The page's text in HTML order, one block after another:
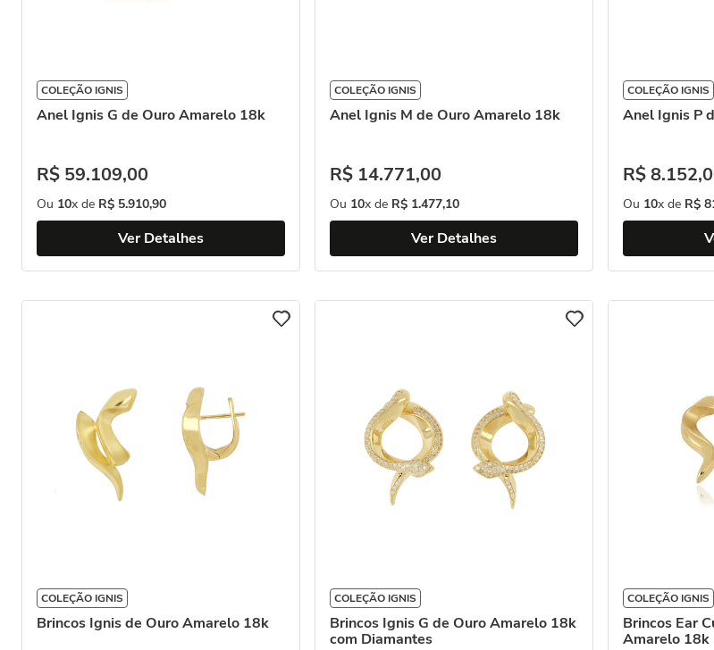
COLEÇÃO IGNIS
Anel Ignis G de Ouro Amarelo 18k
R$ 59.109,00
Ou 10x de R$ 5.910,90
Ver Detalhes
COLEÇÃO IGNIS
Anel Ignis M de Ouro Amarelo 18k
R$ 14.771,00
Ou 10x de R$ 1.477,10
Ver Detalhes
COLEÇÃO IGNIS
Anel Ignis P
R$8.152,
Ou 10x de R$
COLEÇÃO IGNIS
Brincos Ignis de Ouro Amarelo 18k
COLEÇÃO IGNIS
Brincos Ignis G de Ouro Amarelo 18k
com Diamantes
COLEÇÃO IGNIS
Brincos Ear
Amarelo 18k